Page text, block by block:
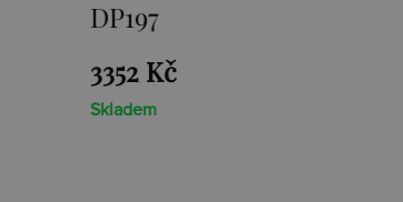
2659 Kč
Skladem